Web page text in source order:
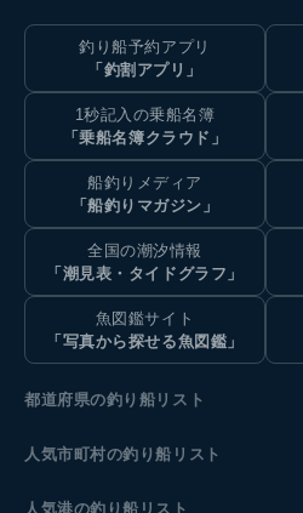
釣り船予約アプリ
「釣割アプリ」
1秒記入の乗船名簿
「乗船名簿クラウド」
船釣りメディア
「船釣りマガジン」
全国の潮汐情報
「潮見表・タイドグラフ」
魚図鑑サイト
「写真から探せる魚図鑑」
都道府県の釣り船リスト
人気市町村の釣り船リスト
人気港の釣り船リスト